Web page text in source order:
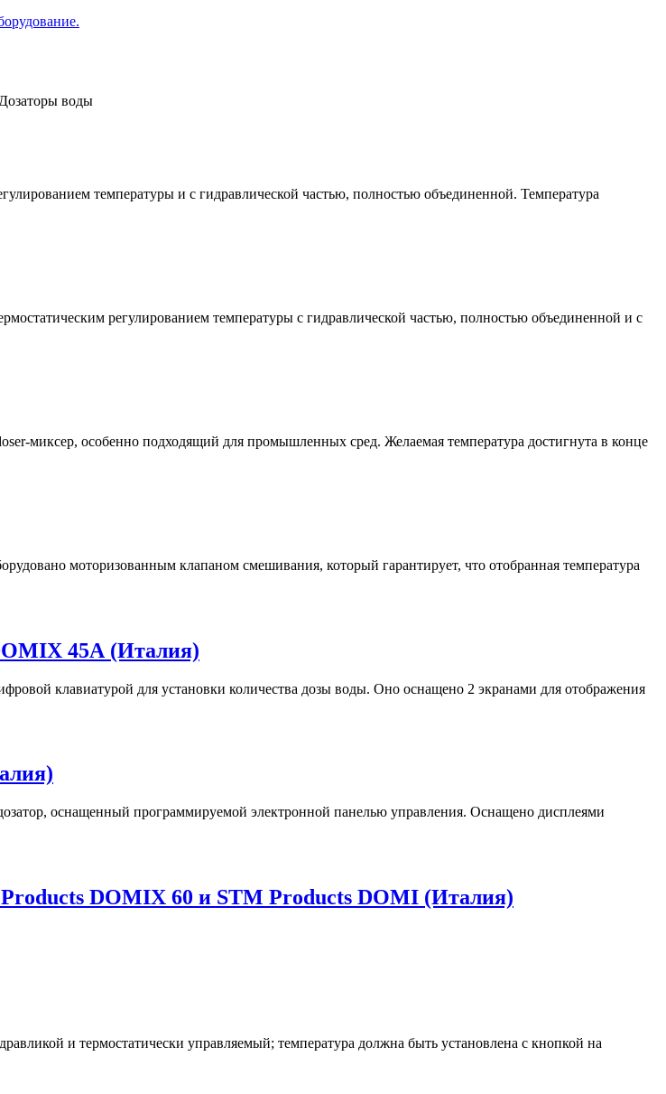
воды
температуры и с гидравлической частью, полностью объединенной. Температура
регулированием температуры с гидравлической частью, полностью объединенной и с
миксер, особенно подходящий для промышленных сред. Желаемая температура достигнута в конце
моторизованным клапаном смешивания, который гарантирует, что отобранная температура
45А (Италия)
клавиатурой для установки количества дозы воды. Оно оснащено 2 экранами для отображения
оснащенный программируемой электронной панелью управления. Оснащено дисплеями
DOMIX 60 и STM Products DOMI (Италия)
и термостатически управляемый; температура должна быть установлена с кнопкой на